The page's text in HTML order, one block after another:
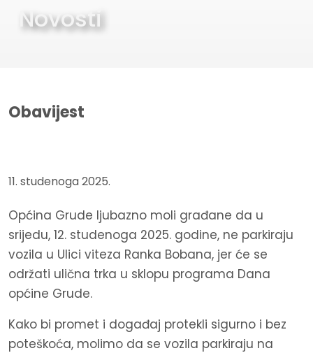
Novosti
Obavijest
11. studenoga 2025.
Općina Grude ljubazno moli građane da u
srijedu, 12. studenoga 2025. godine, ne parkiraju
vozila u Ulici viteza Ranka Bobana, jer će se
održati ulična trka u sklopu programa Dana
općine Grude.
Kako bi promet i događaj protekli sigurno i bez
poteškoća, molimo da se vozila parkiraju na